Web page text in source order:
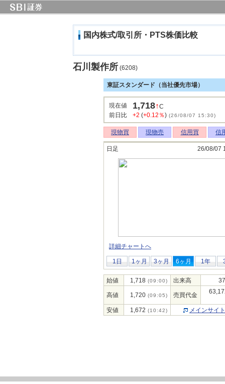
国内株式/取引所・PTS株価比較
石川製作所 (6208)
東証スタンダード（当社優先市場）
現在値 1,718↑C
前日比
+2 (+0.12％) (26/08/07 15:30)
現物買 現物売 信用買 信
日足 26/08/07
詳細チャートへ
1日 1ヶ月 3ヶ月 6ヶ月 1年
始値 1,718 (09:00) 出来高
高値 1,720 (09:05) 売買代金
安値 1,672 (10:42) メインサイ